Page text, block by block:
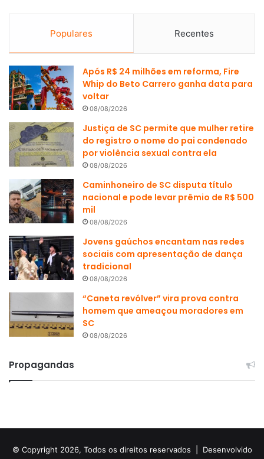
Populares Recentes
Após R$ 24 milhões em reforma, Fire
Whip do Beto Carrero ganha data para
voltar
08/08/2026
Justiça de SC permite que mulher retire
do registro o nome do pai condenado
por violência sexual contra ela
08/08/2026
Caminhoneiro de SC disputa título
nacional e pode levar prêmio de R$ 500
mil
08/08/2026
Jovens gaúchos encantam nas redes
sociais com apresentação de dança
tradicional
08/08/2026
“Caneta revólver” vira prova contra
homem que ameaçou moradores em
SC
08/08/2026
Propagandas
© Copyright 2026, Todos os direitos reservados | Desenvolvido